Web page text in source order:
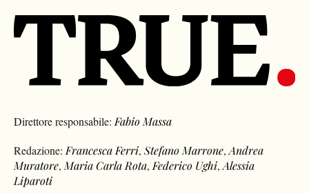
Direttore responsabile: Fabio Massa
Redazione: Francesca Ferri,Stefano Marrone,Andrea
Muratore, Maria Carla Rota, Federico Ughi,Alessia
Liparoti